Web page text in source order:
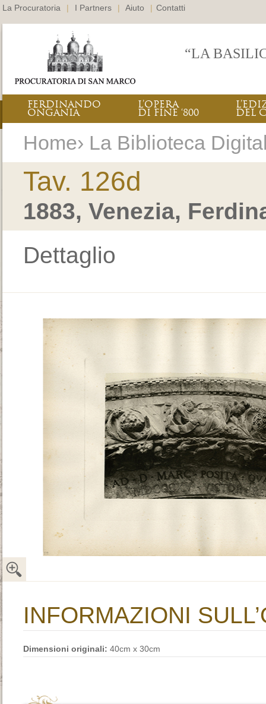
La Procuratoria | I Partners | Aiuto | Contatti
“LA
FERDINANDO
ONGANIA
L’OPERA
DI FINE ‘800 DEL
Home› La Biblioteca
Tav. 126d
1883, Venezia,
Dettaglio
INFORMAZIONI
Dimensioni originali: 40cm x 30cm